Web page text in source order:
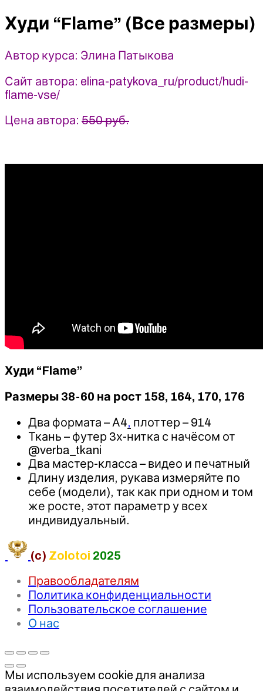
-
2022
Шитье
Элина
Патыкова
Худи “Flame” (Все размеры)
Автор курса: Элина Патыкова
Сайт автора: elina-patykova_ru/product/hudi-
flame-vse/
Цена автора: 550 руб.
Худи “Flame”
Размеры 38-60 на рост 158, 164, 170, 176
Два формата – А4, плоттер – 914
Ткань – футер 3х-нитка с начёсом от
@verba_tkani
Два мастер-класса – видео и печатный
Длину изделия, рукава измеряйте по
себе (модели), так как при одном и том
же росте, этот параметр у всех
индивидуальный.
(c) Zolotoi 2025
Правообладателям
Политика конфиденциальности
Пользовательское соглашение
О нас
Мы используем cookie для анализа